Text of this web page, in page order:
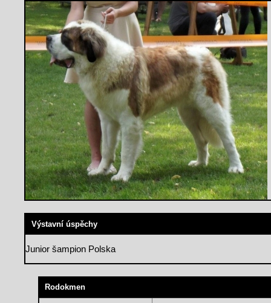
Výstavní úspěchy
Junior šampion Polska
Rodokmen